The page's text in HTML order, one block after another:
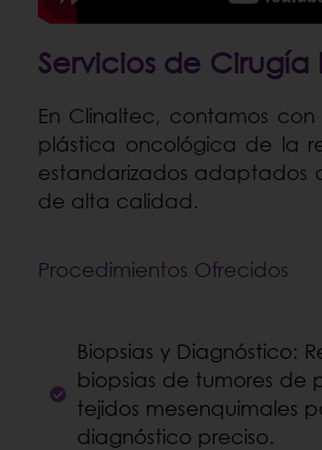
Servicios de
En Clinaltec, contamos
plástica oncológica de la
estandarizados adaptados
de alta calidad.
Procedimientos Ofrecidos
Biopsias y Diagnóstico:
biopsias de tumores de
tejidos mesenquimales
diagnóstico preciso.